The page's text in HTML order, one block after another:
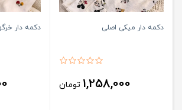
دکمه دار میکی اصلی
1,258,000 تومان
دکمه دار